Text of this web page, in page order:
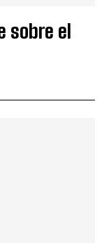
sobre el